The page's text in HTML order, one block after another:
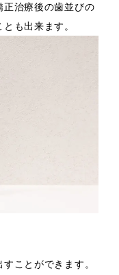
正治療後の歯並びの
も出来ます。
ことができます。